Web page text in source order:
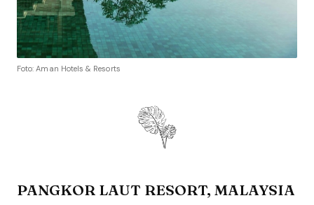
Foto: Aman Hotels & Resorts
PANGKOR LAUT RESORT, MALAYSIA